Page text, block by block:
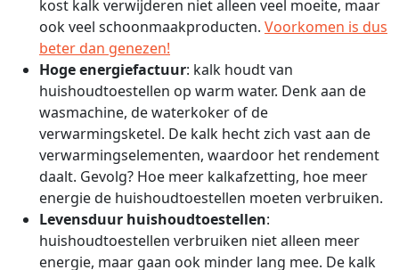
kost kalk verwijderen niet alleen veel moeite, maar
ook veel schoonmaakproducten. Voorkomen is dus
beter dan genezen!
Hoge energiefactuur: kalk houdt van
huishoudtoestellen op warm water. Denk aan de
wasmachine, de waterkoker of de
verwarmingsketel. De kalk hecht zich vast aan de
verwarmingselementen, waardoor het rendement
daalt. Gevolg? Hoe meer kalkafzetting, hoe meer
energie de huishoudtoestellen moeten verbruiken.
Levensduur huishoudtoestellen:
huishoudtoestellen verbruiken niet alleen meer
energie, maar gaan ook minder lang mee. De kalk